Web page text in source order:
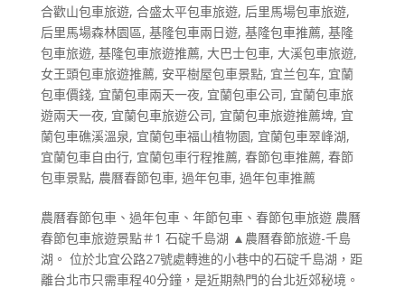
合歡山包車旅遊, 合盛太平包車旅遊, 后里馬場包車旅遊,
后里馬場森林園區, 基隆包車兩日遊, 基隆包車推薦, 基隆
包車旅遊, 基隆包車旅遊推薦, 大巴士包車, 大溪包車旅遊,
女王頭包車旅遊推薦, 安平樹屋包車景點, 宜兰包车, 宜蘭
包車價錢, 宜蘭包車兩天一夜, 宜蘭包車公司, 宜蘭包車旅
遊兩天一夜, 宜蘭包車旅遊公司, 宜蘭包車旅遊推薦埤, 宜
蘭包車礁溪溫泉, 宜蘭包車福山植物園, 宜蘭包車翠峰湖,
宜蘭包車自由行, 宜蘭包車行程推薦, 春節包車推薦, 春節
包車景點, 農曆春節包車, 過年包車, 過年包車推薦
農曆春節包車、過年包車、年節包車、春節包車旅遊 農曆
春節包車旅遊景點＃1 石碇千島湖 ▲農曆春節旅遊-千島
湖。 位於北宜公路27號處轉進的小巷中的石碇千島湖，距
離台北市只需車程40分鐘，是近期熱門的台北近郊秘境。